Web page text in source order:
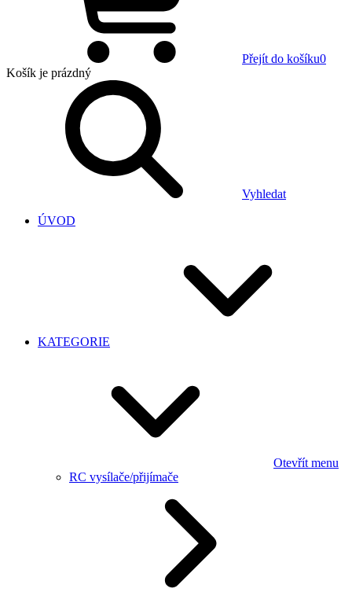
Přejít do košíku0
Košík je prázdný
Vyhledat
ÚVOD
KATEGORIE
Otevřít menu
RC vysílače/přijímače